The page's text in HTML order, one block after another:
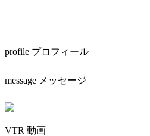
profile プロフィール
message メッセージ
VTR 動画